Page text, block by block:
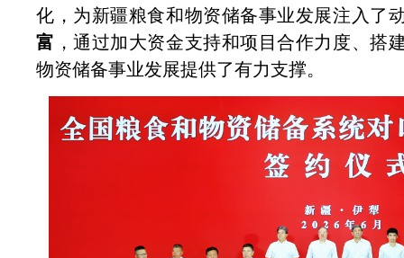
化，为新疆粮食和物资储备事业发展注入了
富 ，通过加大资金支持和项目合作力度、搭
物资储备事业发展提供了有力支撑。